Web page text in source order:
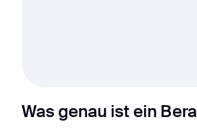
Was genau ist ein